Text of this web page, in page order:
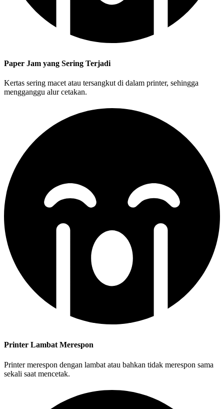
Paper Jam yang Sering Terjadi
Kertas sering macet atau tersangkut di dalam printer, sehingga
mengganggu alur cetakan.
Printer Lambat Merespon
Printer merespon dengan lambat atau bahkan tidak merespon sama
sekali saat mencetak.